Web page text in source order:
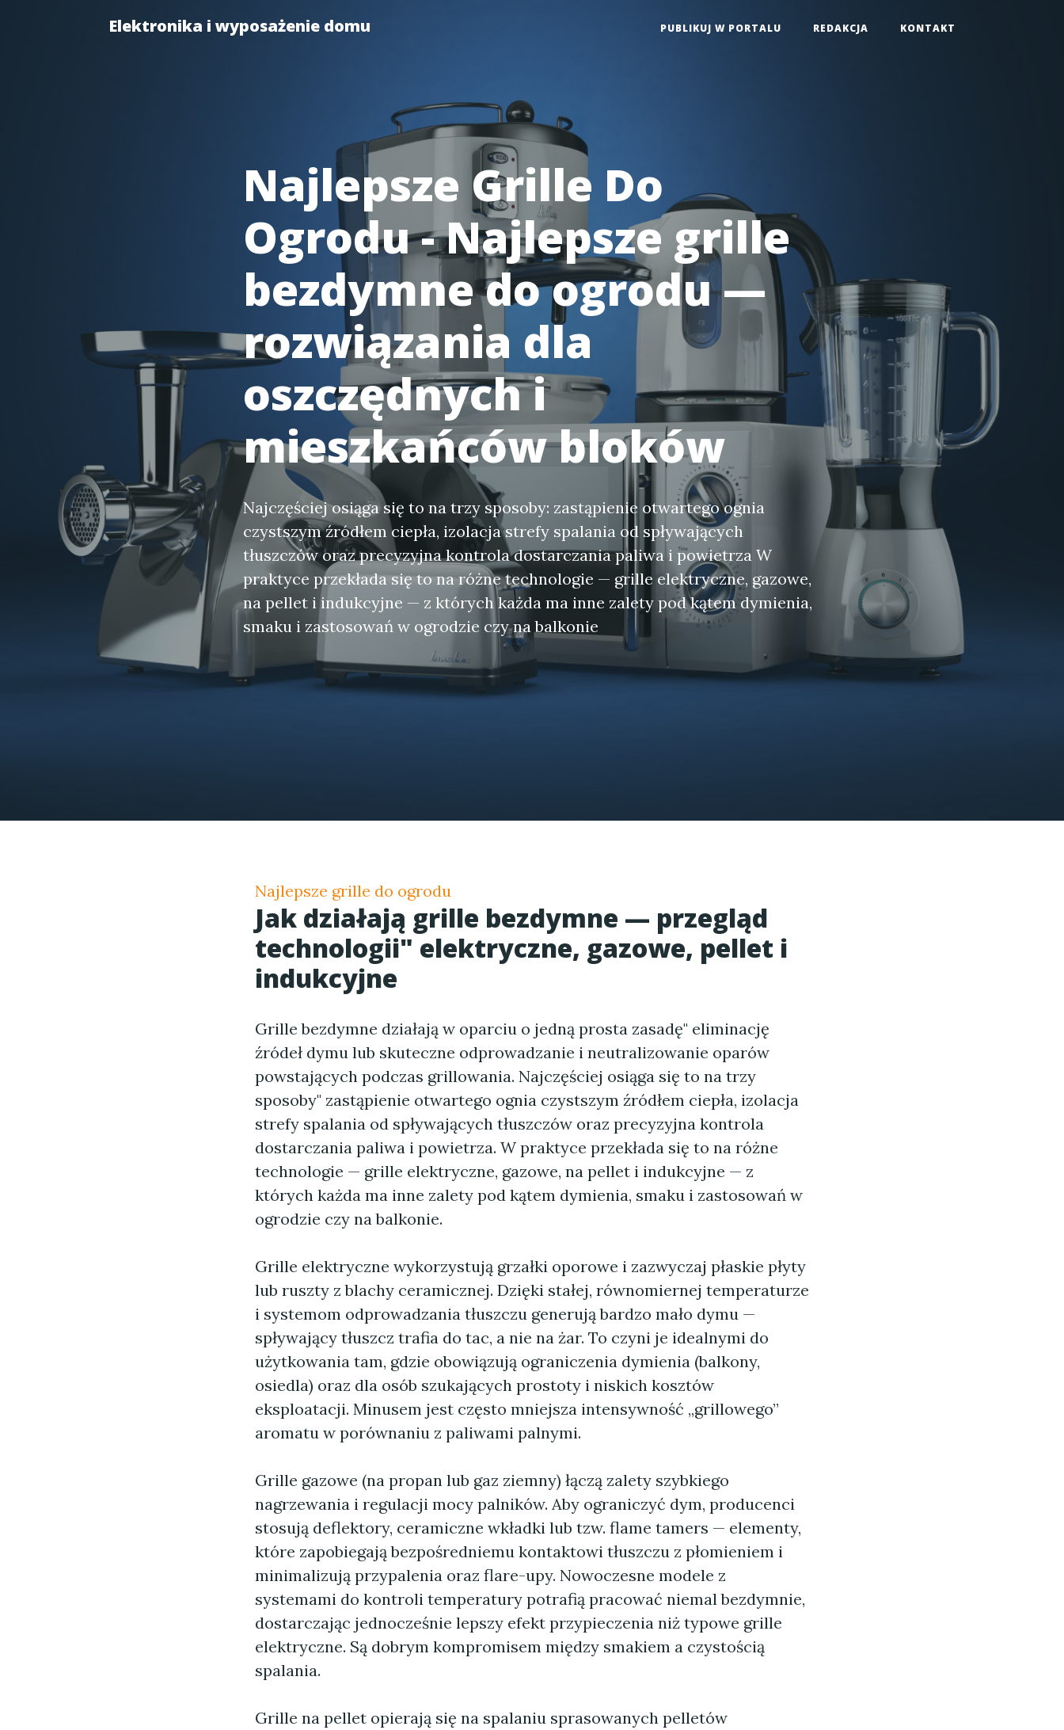
Elektronika i wyposażenie domu PUBLIKUJ W PORTALU REDAKCJA KONTAKT
Najlepsze Grille Do
Ogrodu - Najlepsze grille
bezdymne do ogrodu —
rozwiązania dla
oszczędnych i
mieszkańców bloków
Najczęściej osiąga się to na trzy sposoby: zastąpienie otwartego ognia
czystszym źródłem ciepła, izolacja strefy spalania od spływających
tłuszczów oraz precyzyjna kontrola dostarczania paliwa i powietrza W
praktyce przekłada się to na różne technologie — grille elektryczne, gazowe,
na pellet i indukcyjne — z których każda ma inne zalety pod kątem dymienia,
smaku i zastosowań w ogrodzie czy na balkonie
Najlepsze grille do ogrodu
Jak działają grille bezdymne — przegląd
technologii" elektryczne, gazowe, pellet i
indukcyjne
Grille bezdymne działają w oparciu o jedną prosta zasadę" eliminację
źródeł dymu lub skuteczne odprowadzanie i neutralizowanie oparów
powstających podczas grillowania. Najczęściej osiąga się to na trzy
sposoby" zastąpienie otwartego ognia czystszym źródłem ciepła, izolacja
strefy spalania od spływających tłuszczów oraz precyzyjna kontrola
dostarczania paliwa i powietrza. W praktyce przekłada się to na różne
technologie — grille elektryczne, gazowe, na pellet i indukcyjne — z
których każda ma inne zalety pod kątem dymienia, smaku i zastosowań w
ogrodzie czy na balkonie.
Grille elektryczne wykorzystują grzałki oporowe i zazwyczaj płaskie płyty
lub ruszty z blachy ceramicznej. Dzięki stałej, równomiernej temperaturze
i systemom odprowadzania tłuszczu generują bardzo mało dymu —
spływający tłuszcz trafia do tac, a nie na żar. To czyni je idealnymi do
użytkowania tam, gdzie obowiązują ograniczenia dymienia (balkony,
osiedla) oraz dla osób szukających prostoty i niskich kosztów
eksploatacji. Minusem jest często mniejsza intensywność „grillowego”
aromatu w porównaniu z paliwami palnymi.
Grille gazowe (na propan lub gaz ziemny) łączą zalety szybkiego
nagrzewania i regulacji mocy palników. Aby ograniczyć dym, producenci
stosują deflektory, ceramiczne wkładki lub tzw. flame tamers — elementy,
które zapobiegają bezpośredniemu kontaktowi tłuszczu z płomieniem i
minimalizują przypalenia oraz flare-upy. Nowoczesne modele z
systemami do kontroli temperatury potrafią pracować niemal bezdymnie,
dostarczając jednocześnie lepszy efekt przypieczenia niż typowe grille
elektryczne. Są dobrym kompromisem między smakiem a czystością
spalania.
Grille na pellet opierają się na spalaniu sprasowanych pelletów